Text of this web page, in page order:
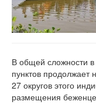
В общей сложности
пунктов продолжает
27 округов этого
размещения